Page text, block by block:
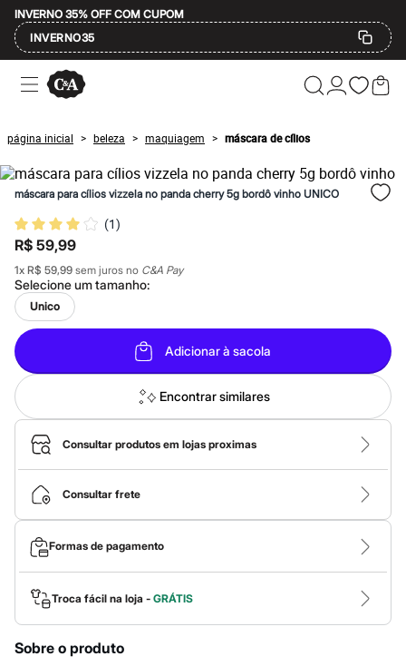
INVERNO 35% OFF COM CUPOM
INVERNO35
Ofertas
Compre por Departamento
Masculino
Infantil
Calçados
Mindse7
Plus Size
Até 20% off
Até 40% off
Até 60% off
A partir de 60% off
Feminino
Em alta
Inverno
Alfaiataria
Novidades
Roupas
Blusas e Camisetas
Básicos
Calças
Casacos e Jaquetas
Jeans
Macacões
Saias
Shorts e Bermudas
Vestidos
Acessórios
Bolsas
Bonés e Chapéus
Bijoux
Cintos
Óculos
Relógios
Calçados
Botas
página inicial > beleza > maquiagem > máscara de cílios
máscara para cílios vizzela no panda cherry 5g bordô vinho UNICO
(1)
R$ 59,99
1x R$ 59,99 sem juros no C&A Pay
Selecione umtamanho:
Unico
Adicionar à sacola
Encontrar similares
Consultar produtos em lojas proximas
Consultar frete
Formas de pagamento
Troca fácil na loja - GRÁTIS
Sobre o produto